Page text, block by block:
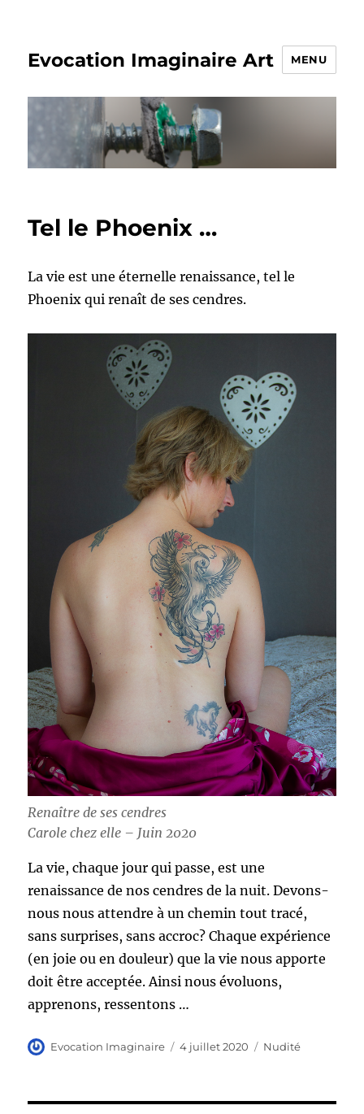
Evocation Imaginaire Art MENU
Tel le Phoenix …
La vie est une éternelle renaissance, tel le
Phoenix qui renaît de ses cendres.
Renaître de ses cendres
Carole chez elle – Juin 2020
La vie, chaque jour qui passe, est une
renaissance de nos cendres de la nuit. Devons-
nous nous attendre à un chemin tout tracé,
sans surprises, sans accroc? Chaque expérience
(en joie ou en douleur) que la vie nous apporte
doit être acceptée. Ainsi nous évoluons,
apprenons, ressentons …
Auteur
Evocation Imaginaire
Publié
4 juillet 2020 Catégories
Nudité